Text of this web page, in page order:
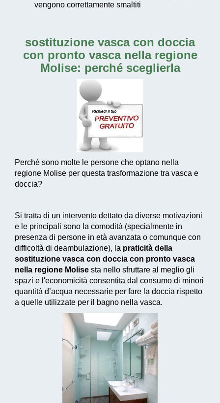
vengono correttamente smaltiti
sostituzione vasca con doccia
con pronto vasca nella regione
Molise: perché sceglierla
Perché sono molte le persone che optano nella
regione Molise per questa trasformazione tra vasca e
doccia?
Si tratta di un intervento dettato da diverse motivazioni
e le principali sono la comodità (specialmente in
presenza di persone in età avanzata o comunque con
difficoltà di deambulazione), la praticità della
sostituzione vasca con doccia con pronto vasca
nella regione Molise sta nello sfruttare al meglio gli
spazi e l'economicità consentita dal consumo di minori
quantità d’acqua necessarie per fare la doccia rispetto
a quelle utilizzate per il bagno nella vasca.